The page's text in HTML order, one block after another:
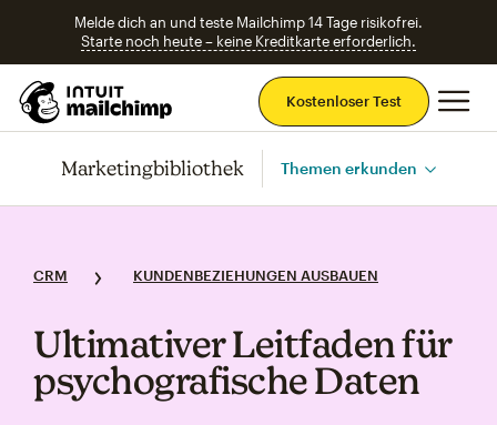
Melde dich an und teste Mailchimp 14 Tage risikofrei.
Starte noch heute – keine Kreditkarte erforderlich.
Kostenloser Test
Marketingbibliothek Themen erkunden
CRM KUNDENBEZIEHUNGEN AUSBAUEN
Ultimativer Leitfaden für
psychografische Daten